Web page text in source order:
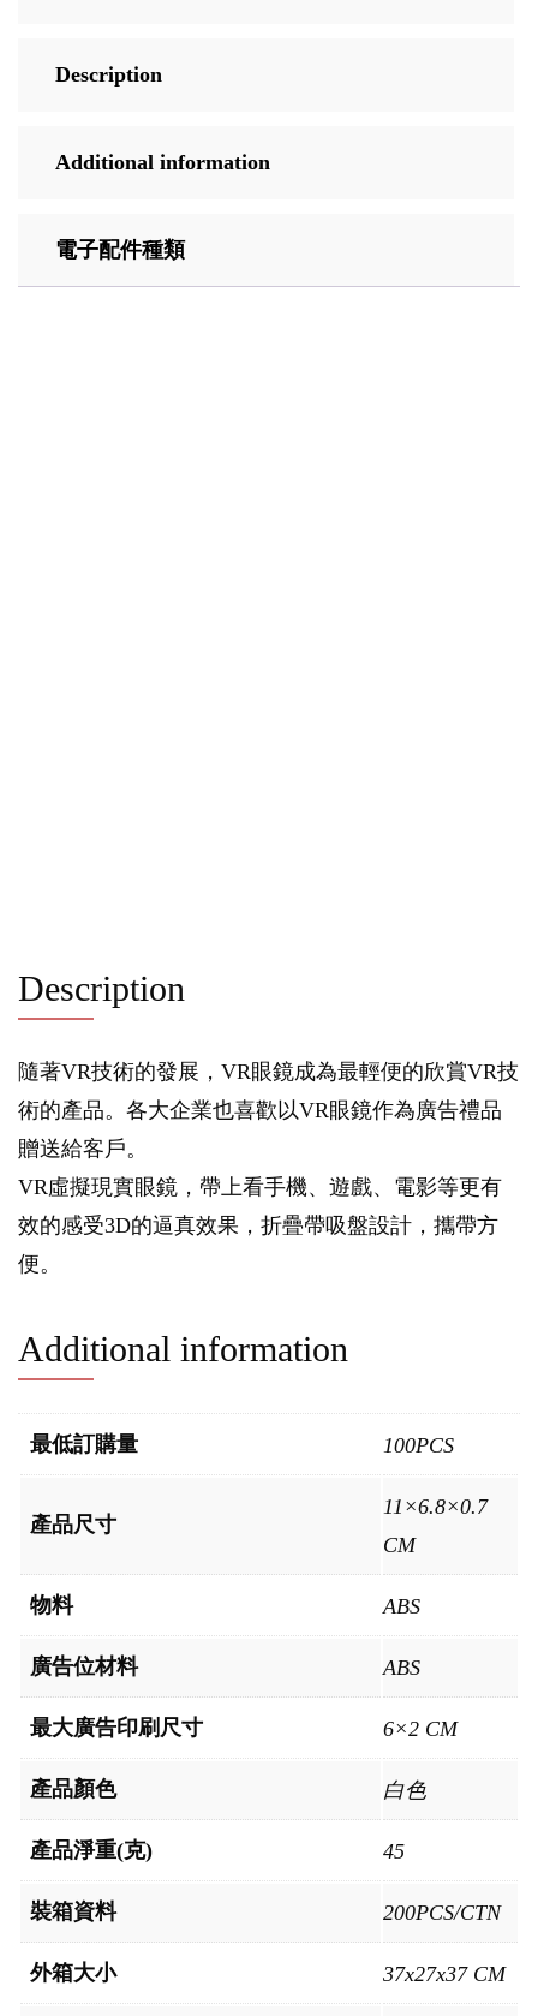
Description
Additional information
電子配件種類
Description
隨著VR技術的發展，VR眼鏡成為最輕便的欣賞VR技
術的產品。各大企業也喜歡以VR眼鏡作為廣告禮品
贈送給客戶。
VR虛擬現實眼鏡，帶上看手機、遊戲、電影等更有
效的感受3D的逼真效果，折疊帶吸盤設計，攜帶方
便。
Additional information
最低訂購量 100PCS
產品尺寸
11×6.8×0.7
CM
物料 ABS
廣告位材料 ABS
最大廣告印刷尺寸 6×2 CM
產品顏色 白色
產品淨重(克) 45
裝箱資料 200PCS/CTN
外箱大小 37x27x37 CM